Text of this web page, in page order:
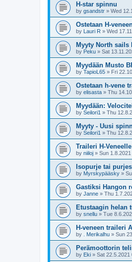
H-star spinnu
by gsandstr » Wed
Ostetaan H-
by Lauri R » Wed
Myyty North sails
by Peku » Sat
Myydään Musto
by TapioL65 » Fri
Ostetaan h-vene
by elisasta » Thu
Myydään:
by Seilori1 » Thu
Myyty - Uusi
by Seilori1 » Thu
Traileri H-Veneelle
by niiloj » Sun
Isopurje tai
by Myrskypääsky »
Gastiksi Hangon
by Janne » Thu
Etustaagin helan
by snellu » Tue
H-veneen traileri
by . Merikalhu » Sun
Perämoottorin
by Eki » Sat 22.5.2021